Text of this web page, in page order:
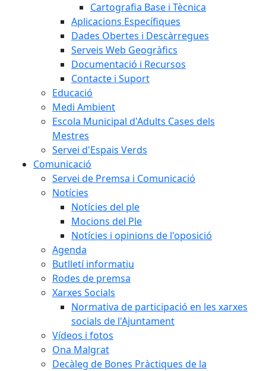
Cartografia Base i Tècnica
Aplicacions Específiques
Dades Obertes i Descàrregues
Serveis Web Geogràfics
Documentació i Recursos
Contacte i Suport
Educació
Medi Ambient
Escola Municipal d'Adults Cases dels
Mestres
Servei d'Espais Verds
Comunicació
Servei de Premsa i Comunicació
Notícies
Notícies del ple
Mocions del Ple
Notícies i opinions de l'oposició
Agenda
Butlletí informatiu
Rodes de premsa
Xarxes Socials
Normativa de participació en les xarxes
socials de l'Ajuntament
Vídeos i fotos
Ona Malgrat
Decàleg de Bones Pràctiques de la